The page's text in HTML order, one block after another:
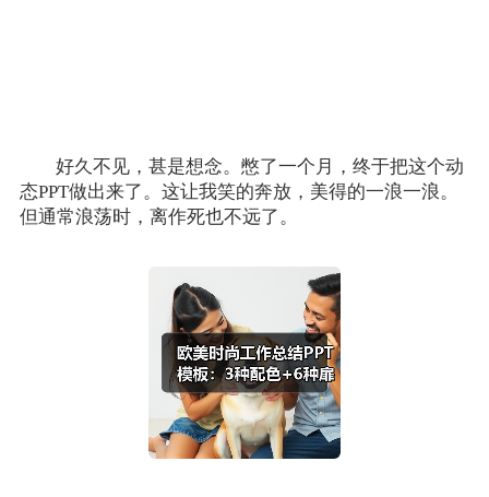
好久不见，甚是想念。憋了一个月，终于把这个动
态PPT做出来了。这让我笑的奔放，美得的一浪一浪。
但通常浪荡时，离作死也不远了。